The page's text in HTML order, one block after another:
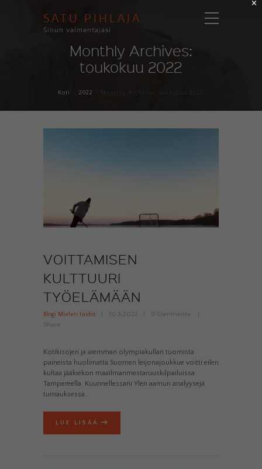
SATU PIHLAJA
Sinun valmentajasi
Monthly Archives:
toukokuu 2022
Koti 2022
VOITTAMISEN
KULTTUURI
TYÖELÄMÄÄN
Blogi Mielen taidot 30.5.2022 0 Comments
Share
Kotikisojen ja aiemman olympiakullan tuomista
paineista huolimatta Suomen leijonajoukkue voitti eilen
kultaa jääkiekon maailmanmestaruuskilpailuissa
Tampereella. Kuunnellessani Ylen aamun analyysejä
turnauksessa…
LUE LISÄÄ